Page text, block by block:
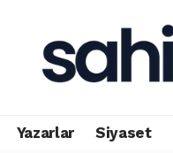
Yazarlar Siyaset